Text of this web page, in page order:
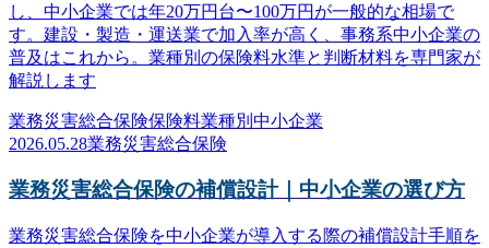
し、中小企業では年20万円台〜100万円が一般的な相場で
す。建設・製造・運送業で加入率が高く、事務系中小企業の
普及はこれから。業種別の保険料水準と判断材料を専門家が
解説します
業務災害総合保険保険料業種別 中小企業
2026.05.28業務災害総合保険
業務災害総合保険の補償設計｜中小企業の選び方
業務災害総合保険を中小企業が導入する際の補償設計手順を